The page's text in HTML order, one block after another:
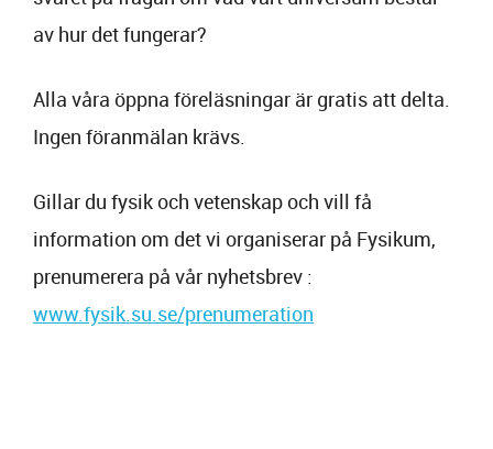
av hur det fungerar?
Alla våra öppna föreläsningar är gratis att delta.
Ingen föranmälan krävs.
Gillar du fysik och vetenskap och vill få
information om det vi organiserar på Fysikum,
prenumerera på vår nyhetsbrev :
www.fysik.su.se/prenumeration